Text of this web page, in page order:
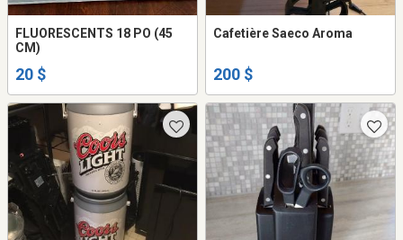
FLUORESCENTS 18 PO (45
CM)
20 $
Cafetière Saeco Aroma
200 $